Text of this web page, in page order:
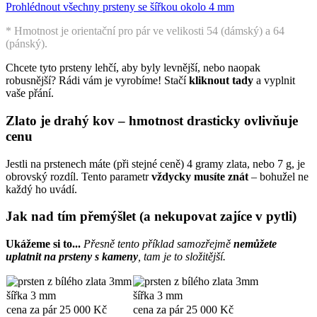
Prohlédnout všechny prsteny se šířkou okolo 4 mm
* Hmotnost je orientační pro pár ve velikosti 54 (dámský) a 64
(pánský).
Chcete tyto prsteny lehčí, aby byly levnější, nebo naopak
robusnější? Rádi vám je vyrobíme! Stačíkliknout tady a vyplnit
vaše přání.
Zlato je drahý kov – hmotnost drasticky ovlivňuje
cenu
Jestli na prstenech máte (při stejné ceně) 4 gramy zlata, nebo 7 g, je
obrovský rozdíl. Tento parametrvždycky musíte znát – bohužel ne
každý ho uvádí.
Jak nad tím přemýšlet (a nekupovat zajíce v pytli)
Ukážeme si to... Přesně tento příklad samozřejmě nemůžete
uplatnit na prsteny s kameny , tam je to složitější.
šířka 3 mm šířka 3 mm
cena za pár 25 000 Kč cena za pár 25 000 Kč